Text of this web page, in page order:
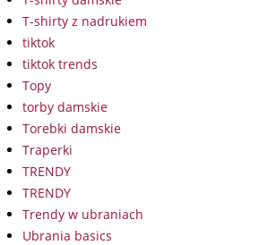
T-shirty z nadrukiem
tiktok
tiktok trends
Topy
torby damskie
Torebki damskie
Traperki
TRENDY
TRENDY
Trendy w ubraniach
Ubrania basics